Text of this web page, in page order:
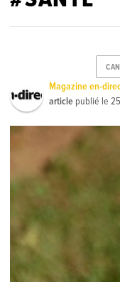
Magazine en-
article publié le